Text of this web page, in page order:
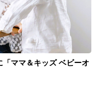
ママ＆キッズ ベビーオ